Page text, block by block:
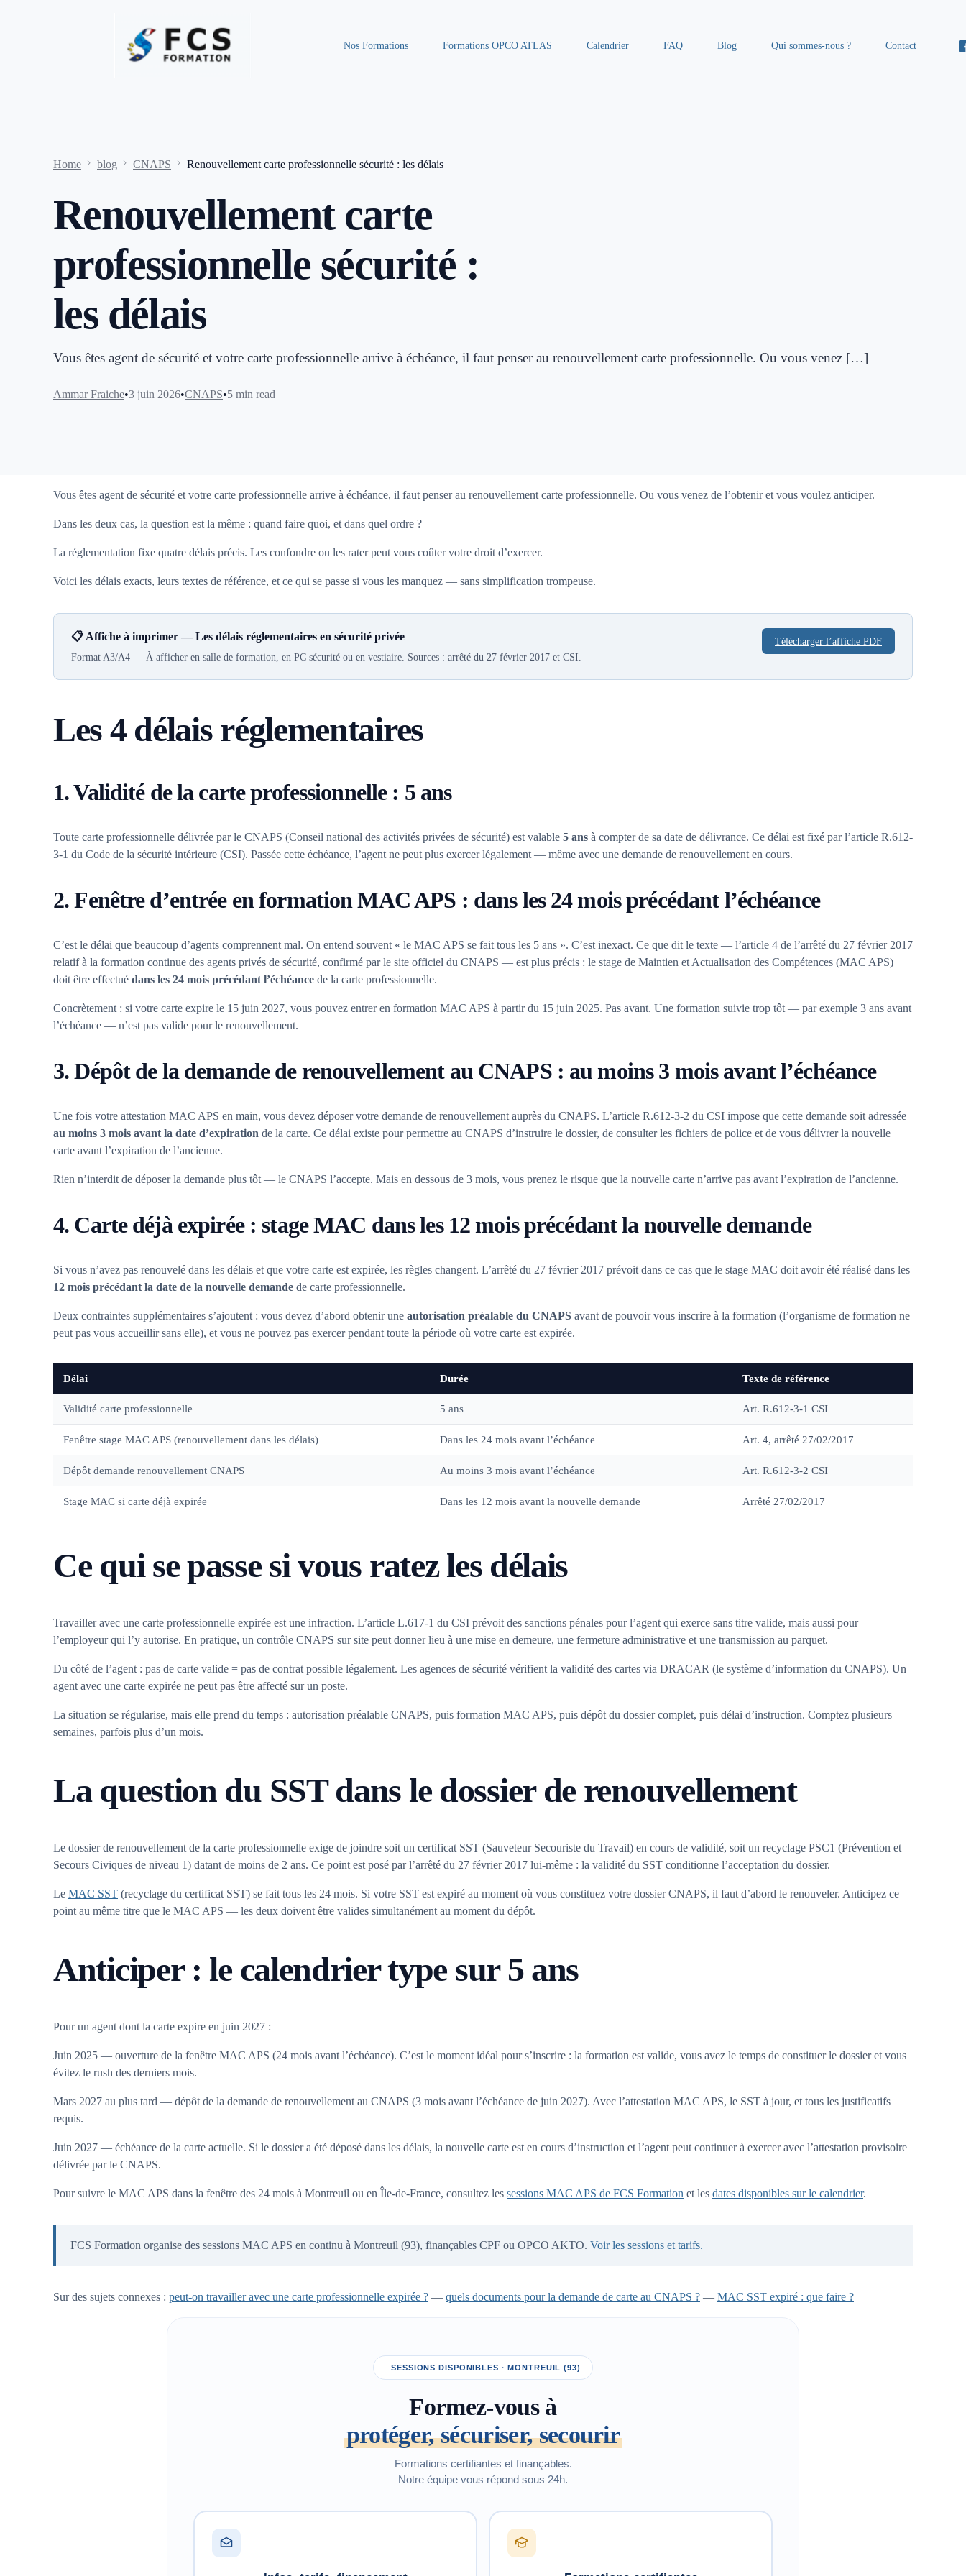
Nos Formations Formations OPCO ATLAS Calendrier FAQ Blog Qui sommes-nous ? Contact
Home blog CNAPS Renouvellement carte professionnelle sécurité : les délais
Renouvellement carte
professionnelle sécurité :
les délais
Vous êtes agent de sécurité et votre carte professionnelle arrive à échéance, il faut penser au renouvellement carte professionnelle. Ou vous venez […]
Ammar Fraiche 3 juin 2026 CNAPS 5 min read
Vous êtes agent de sécurité et votre carte professionnelle arrive à échéance, il faut penser au renouvellement carte professionnelle. Ou vous venez de l’obtenir et vous voulez anticiper.
Dans les deux cas, la question est la même : quand faire quoi, et dans quel ordre ?
La réglementation fixe quatre délais précis. Les confondre ou les rater peut vous coûter votre droit d’exercer.
Voici les délais exacts, leurs textes de référence, et ce qui se passe si vous les manquez — sans simplification trompeuse.
📋 Affiche à imprimer — Les délais réglementaires en sécurité privée
Format A3/A4 — À afficher en salle de formation, en PC sécurité ou en vestiaire. Sources : arrêté du 27 février 2017 et CSI.
Télécharger l’affiche PDF
Les 4 délais réglementaires
1. Validité de la carte professionnelle : 5 ans
Toute carte professionnelle délivrée par le CNAPS (Conseil national des activités privées de sécurité) est valable 5 ans à compter de sa date de délivrance. Ce délai est fixé par l’article R.612-
3-1 du Code de la sécurité intérieure (CSI). Passée cette échéance, l’agent ne peut plus exercer légalement — même avec une demande de renouvellement en cours.
2. Fenêtre d’entrée en formation MAC APS : dans les 24 mois précédant l’échéance
C’est le délai que beaucoup d’agents comprennent mal. On entend souvent « le MAC APS se fait tous les 5 ans ». C’est inexact. Ce que dit le texte — l’article 4 de l’arrêté du 27 février 2017
relatif à la formation continue des agents privés de sécurité, confirmé par le site officiel du CNAPS — est plus précis : le stage de Maintien et Actualisation des Compétences (MAC APS)
doit être effectué dans les 24 mois précédant l’échéance de la carte professionnelle.
Concrètement : si votre carte expire le 15 juin 2027, vous pouvez entrer en formation MAC APS à partir du 15 juin 2025. Pas avant. Une formation suivie trop tôt — par exemple 3 ans avant
l’échéance — n’est pas valide pour le renouvellement.
3. Dépôt de la demande de renouvellement au CNAPS : au moins 3 mois avant l’échéance
Une fois votre attestation MAC APS en main, vous devez déposer votre demande de renouvellement auprès du CNAPS. L’article R.612-3-2 du CSI impose que cette demande soit adressée
au moins 3 mois avant la date d’expiration de la carte. Ce délai existe pour permettre au CNAPS d’instruire le dossier, de consulter les fichiers de police et de vous délivrer la nouvelle
carte avant l’expiration de l’ancienne.
Rien n’interdit de déposer la demande plus tôt — le CNAPS l’accepte. Mais en dessous de 3 mois, vous prenez le risque que la nouvelle carte n’arrive pas avant l’expiration de l’ancienne.
4. Carte déjà expirée : stage MAC dans les 12 mois précédant la nouvelle demande
Si vous n’avez pas renouvelé dans les délais et que votre carte est expirée, les règles changent. L’arrêté du 27 février 2017 prévoit dans ce cas que le stage MAC doit avoir été réalisé dans les
12 mois précédant la date de la nouvelle demande de carte professionnelle.
Deux contraintes supplémentaires s’ajoutent : vous devez d’abord obtenir une autorisation préalable du CNAPS avant de pouvoir vous inscrire à la formation (l’organisme de formation ne
peut pas vous accueillir sans elle), et vous ne pouvez pas exercer pendant toute la période où votre carte est expirée.
Délai Durée Texte de référence
Validité carte professionnelle 5 ans Art. R.612-3-1 CSI
Fenêtre stage MAC APS (renouvellement dans les délais) Dans les 24 mois avant l’échéance Art. 4, arrêté 27/02/2017
Dépôt demande renouvellement CNAPS Au moins 3 mois avant l’échéance Art. R.612-3-2 CSI
Stage MAC si carte déjà expirée Dans les 12 mois avant la nouvelle demande Arrêté 27/02/2017
Ce qui se passe si vous ratez les délais
Travailler avec une carte professionnelle expirée est une infraction. L’article L.617-1 du CSI prévoit des sanctions pénales pour l’agent qui exerce sans titre valide, mais aussi pour
l’employeur qui l’y autorise. En pratique, un contrôle CNAPS sur site peut donner lieu à une mise en demeure, une fermeture administrative et une transmission au parquet.
Du côté de l’agent : pas de carte valide = pas de contrat possible légalement. Les agences de sécurité vérifient la validité des cartes via DRACAR (le système d’information du CNAPS). Un
agent avec une carte expirée ne peut pas être affecté sur un poste.
La situation se régularise, mais elle prend du temps : autorisation préalable CNAPS, puis formation MAC APS, puis dépôt du dossier complet, puis délai d’instruction. Comptez plusieurs
semaines, parfois plus d’un mois.
La question du SST dans le dossier de renouvellement
Le dossier de renouvellement de la carte professionnelle exige de joindre soit un certificat SST (Sauveteur Secouriste du Travail) en cours de validité, soit un recyclage PSC1 (Prévention et
Secours Civiques de niveau 1) datant de moins de 2 ans. Ce point est posé par l’arrêté du 27 février 2017 lui-même : la validité du SST conditionne l’acceptation du dossier.
Le MAC SST (recyclage du certificat SST) se fait tous les 24 mois. Si votre SST est expiré au moment où vous constituez votre dossier CNAPS, il faut d’abord le renouveler. Anticipez ce
point au même titre que le MAC APS — les deux doivent être valides simultanément au moment du dépôt.
Anticiper : le calendrier type sur 5 ans
Pour un agent dont la carte expire en juin 2027 :
Juin 2025 — ouverture de la fenêtre MAC APS (24 mois avant l’échéance). C’est le moment idéal pour s’inscrire : la formation est valide, vous avez le temps de constituer le dossier et vous
évitez le rush des derniers mois.
Mars 2027 au plus tard — dépôt de la demande de renouvellement au CNAPS (3 mois avant l’échéance de juin 2027). Avec l’attestation MAC APS, le SST à jour, et tous les justificatifs
requis.
Juin 2027 — échéance de la carte actuelle. Si le dossier a été déposé dans les délais, la nouvelle carte est en cours d’instruction et l’agent peut continuer à exercer avec l’attestation provisoire
délivrée par le CNAPS.
Pour suivre le MAC APS dans la fenêtre des 24 mois à Montreuil ou en Île-de-France, consultez les sessions MAC APS de FCS Formation et les dates disponibles sur le calendrier.
FCS Formation organise des sessions MAC APS en continu à Montreuil (93), finançables CPF ou OPCO AKTO. Voir les sessions et tarifs.
Sur des sujets connexes : peut-on travailler avec une carte professionnelle expirée ? — quels documents pour la demande de carte au CNAPS ? — MAC SST expiré : que faire ?
SESSIONS DISPONIBLES · MONTREUIL (93)
Formez-vous à
protéger, sécuriser, secourir
Formations certifiantes et finançables.
Notre équipe vous répond sous 24h.